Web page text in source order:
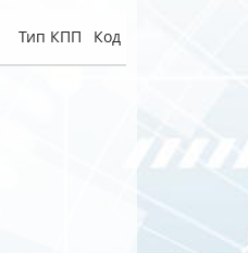
Тип КПП Код